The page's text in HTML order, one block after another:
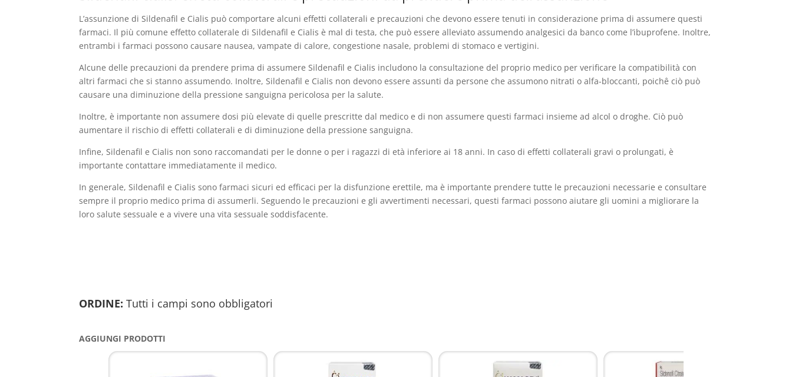
L’assunzione di Sildenafil e Cialis può comportare alcuni effetti collaterali e precauzioni che devono essere tenuti in considerazione prima di assumere questi
farmaci. Il più comune effetto collaterale di Sildenafil e Cialis è mal di testa, che può essere alleviato assumendo analgesici da banco come l’ibuprofene. Inoltre,
entrambi i farmaci possono causare nausea, vampate di calore, congestione nasale, problemi di stomaco e vertigini.
Alcune delle precauzioni da prendere prima di assumere Sildenafil e Cialis includono la consultazione del proprio medico per verificare la compatibilità con
altri farmaci che si stanno assumendo. Inoltre, Sildenafil e Cialis non devono essere assunti da persone che assumono nitrati o alfa-bloccanti, poichê ciò può
causare una diminuzione della pressione sanguigna pericolosa per la salute.
Inoltre, è importante non assumere dosi più elevate di quelle prescritte dal medico e di non assumere questi farmaci insieme ad alcol o droghe. Ciò può
aumentare il rischio di effetti collaterali e di diminuzione della pressione sanguigna.
Infine, Sildenafil e Cialis non sono raccomandati per le donne o per i ragazzi di età inferiore ai 18 anni. In caso di effetti collaterali gravi o prolungati, è
importante contattare immediatamente il medico.
In generale, Sildenafil e Cialis sono farmaci sicuri ed efficaci per la disfunzione erettile, ma è importante prendere tutte le precauzioni necessarie e consultare
sempre il proprio medico prima di assumerli. Seguendo le precauzioni e gli avvertimenti necessari, questi farmaci possono aiutare gli uomini a migliorare la
loro salute sessuale e a vivere una vita sessuale soddisfacente.
ORDINE: Tutti i campi sono obbligatori
AGGIUNGI PRODOTTI